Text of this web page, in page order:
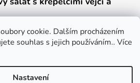
cookie. Dalším procházením
souhlas s jejich používáním.. Více
Nastavení
reklamace Kontaktní formulář